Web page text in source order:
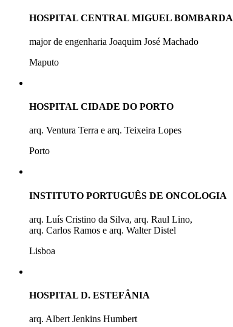
HOSPITAL CENTRAL MIGUEL BOMBARDA
major de engenharia Joaquim José Machado
Maputo
HOSPITAL CIDADE DO PORTO
arq. Ventura Terra e arq. Teixeira Lopes
Porto
INSTITUTO PORTUGUÊS DE ONCOLOGIA
arq. Luís Cristino da Silva, arq. Raul Lino,
arq. Carlos Ramos e arq. Walter Distel
Lisboa
HOSPITAL D. ESTEFÂNIA
arq. Albert Jenkins Humbert